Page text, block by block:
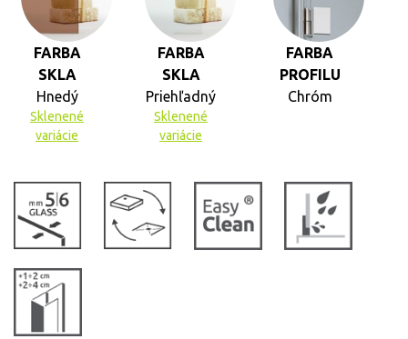
FARBA
SKLA
Hnedý
Sklenené
variácie
FARBA
SKLA
Priehľadný
Sklenené
variácie
FARBA
PROFILU
Chróm